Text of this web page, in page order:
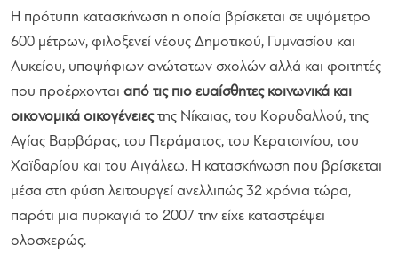
Η πρότυπη κατασκήνωση η οποία βρίσκεται σε υψόμετρο
600 μέτρων, φιλοξενεί νέους Δημοτικού, Γυμνασίου και
Λυκείου, υποψήφιων ανώτατων σχολών αλλά και φοιτητές
που προέρχονται από τις πιο ευαίσθητες κοινωνικά και
οικονομικά οικογένειεςτης Νίκαιας, του Κορυδαλλού, της
Αγίας Βαρβάρας, του Περάματος, του Κερατσινίου, του
Χαϊδαρίου και του Αιγάλεω. Η κατασκήνωση που βρίσκεται
μέσα στη φύση λειτουργεί ανελλιπώς 32 χρόνια τώρα,
παρότι μια πυρκαγιά το 2007 την είχε καταστρέψει
ολοσχερώς.